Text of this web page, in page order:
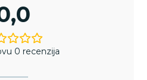
0 recenzija